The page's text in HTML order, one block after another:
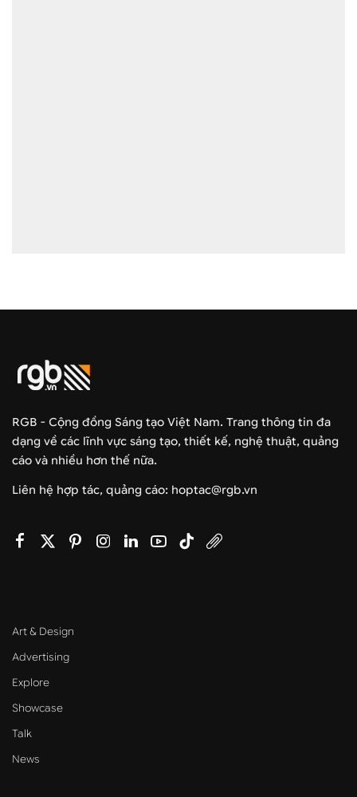
RGB - Cộng đồng Sáng tạo Việt Nam. Trang thông tin đa
dạng về các lĩnh vực sáng tạo, thiết kế, nghệ thuật, quảng
cáo và nhiều hơn thế nữa.
Liên hệ hợp tác, quảng cáo: hoptac@rgb.vn
Art & Design
Advertising
Explore
Showcase
Talk
News